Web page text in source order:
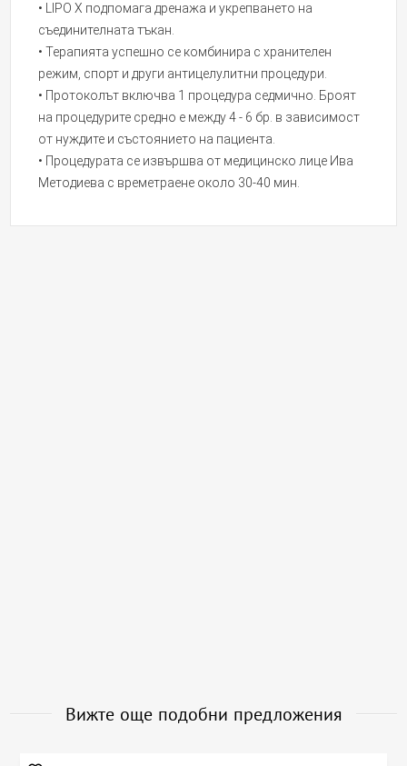
• LIPO X подпомага дренажа и укрепването на
съединителната тъкан.
• Терапията успешно се комбинира с хранителен
режим, спорт и други антицелулитни процедури.
• Протоколът включва 1 процедура седмично. Броят
на процедурите средно е между 4 - 6 бр. в зависимост
от нуждите и състоянието на пациента.
• Процедурата се извършва от медицинско лице Ива
Методиева с времетраене около 30-40 мин.
Вижте още подобни предложения